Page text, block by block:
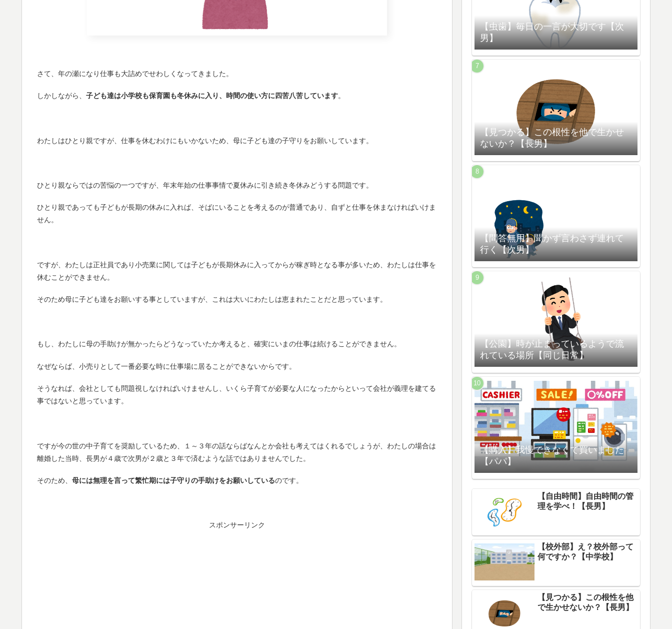
さて、年の瀬になり仕事も大詰めでせわしくなってきました。
しかしながら、 子ども達は小学校も保育園も冬休みに入り、時間の使い方に四苦八苦しています。
わたしはひとり親ですが、仕事を休むわけにもいかないため、母に子ども達の子守りをお願いしています。
ひとり親ならではの苦悩の一つですが、年末年始の仕事事情で夏休みに引き続き冬休みどうする問題です。
ひとり親であっても子どもが長期の休みに入れば、そばにいることを考えるのが普通であり、自ずと仕事を休まなければいけま
せん。
ですが、わたしは正社員であり小売業に関しては子どもが長期休みに入ってからが稼ぎ時となる事が多いため、わたしは仕事を
休むことができません。
そのため母に子ども達をお願いする事としていますが、これは大いにわたしは恵まれたことだと思っています。
もし、わたしに母の手助けが無かったらどうなっていたか考えると、確実にいまの仕事は続けることができません。
なぜならば、小売りとして一番必要な時に仕事場に居ることができないからです。
そうなれば、会社としても問題視しなければいけませんし、いくら子育てが必要な人になったからといって会社が義理を建てる
事ではないと思っています。
ですが今の世の中子育てを奨励しているため、１～３年の話ならばなんとか会社も考えてはくれるでしょうが、わたしの場合は
離婚した当時、長男が４歳で次男が２歳と３年で済むような話ではありませんでした。
そのため、 母には無理を言って繁忙期には子守りの手助けをお願いしているのです。
スポンサーリンク
【虫歯】毎日の一言が大切です【次
男】
【見つかる】この根性を他で生かせ
ないか？【長男】
【問答無用】聞かず言わさず連れて
行く【次男】
【公園】時が止まっているようで流
れている場所【同じ日常】
【購入】我慢できなくて買いました
【パパ】
【自由時間】自由時間の管
理を学べ！【長男】
【校外部】え？校外部って
何ですか？【中学校】
【見つかる】この根性を他
で生かせないか？【長男】